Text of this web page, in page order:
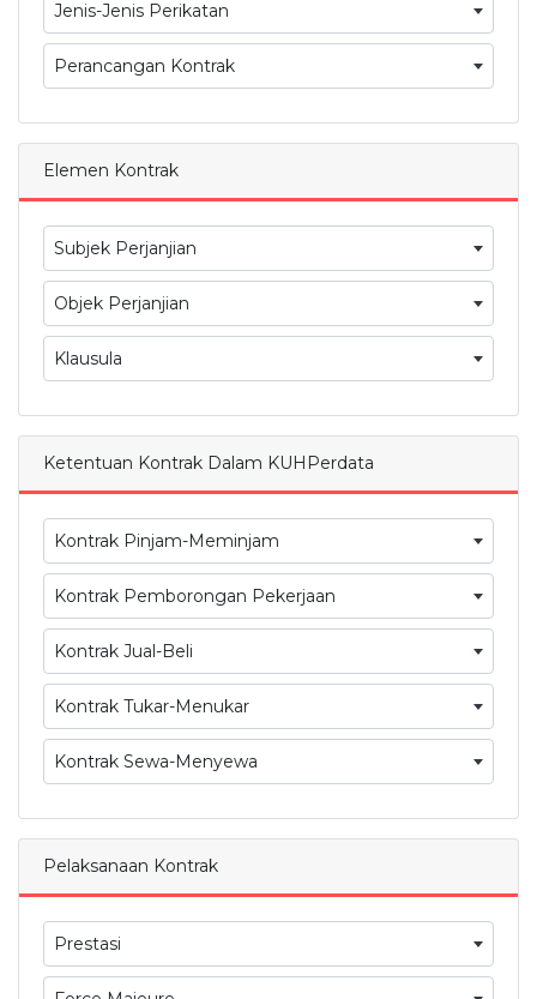
Jenis-Jenis Perikatan
Perancangan Kontrak
Elemen Kontrak
Subjek Perjanjian
Objek Perjanjian
Klausula
Ketentuan Kontrak Dalam KUHPerdata
Kontrak Pinjam-Meminjam
Kontrak Pemborongan Pekerjaan
Kontrak Jual-Beli
Kontrak Tukar-Menukar
Kontrak Sewa-Menyewa
Pelaksanaan Kontrak
Prestasi